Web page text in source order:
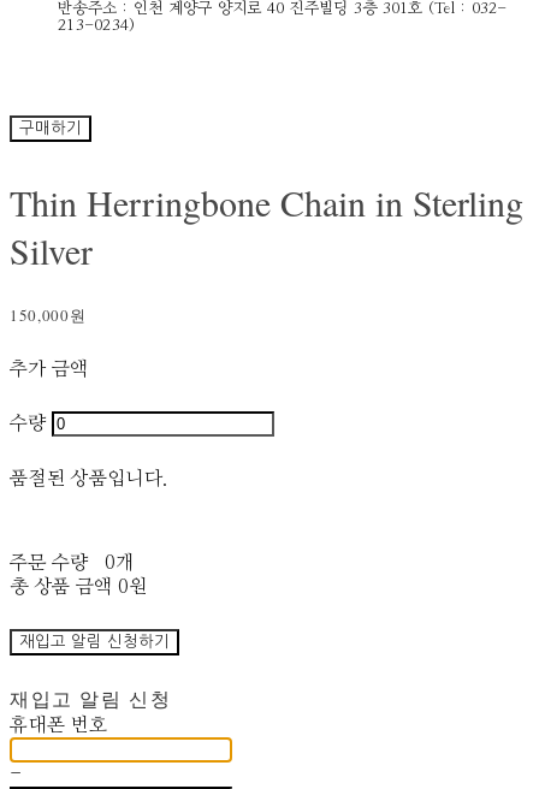
반송주소 : 인천 계양구 양지로 40 진주빌딩 3층 301호 (Tel : 032-
213-0234)
구매하기
Thin Herringbone Chain in Sterling
Silver
150,000원
추가 금액
수량
품절된 상품입니다.
주문 수량
0개
총 상품 금액 0원
재입고 알림 신청하기
재입고 알림 신청
휴대폰 번호
-